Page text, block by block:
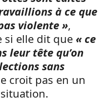
à ce que
violente »,
si elle dit que « ce
leur tête qu’on
sans
croit pas en un